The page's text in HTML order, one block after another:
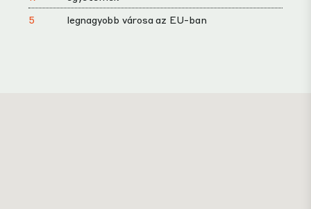
5
legnagyobb városa az EU-ban